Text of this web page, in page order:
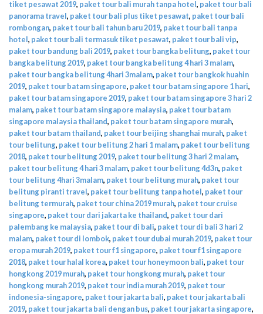
tiket pesawat 2019, paket tour bali murah tanpa hotel, paket tour bali
panorama travel, paket tour bali plus tiket pesawat, paket tour bali
rombongan, paket tour bali tahun baru 2019, paket tour bali tanpa
hotel, paket tour bali termasuk tiket pesawat, paket tour bali vip,
paket tour bandung bali 2019, paket tour bangka belitung, paket tour
bangka belitung 2019, paket tour bangka belitung 4 hari 3 malam,
paket tour bangka belitung 4hari 3malam, paket tour bangkok huahin
2019, paket tour batam singapore, paket tour batam singapore 1 hari,
paket tour batam singapore 2019, paket tour batam singapore 3 hari 2
malam, paket tour batam singapore malaysia, paket tour batam
singapore malaysia thailand, paket tour batam singapore murah,
paket tour batam thailand, paket tour beijing shanghai murah, paket
tour belitung, paket tour belitung 2 hari 1 malam, paket tour belitung
2018, paket tour belitung 2019, paket tour belitung 3 hari 2 malam,
paket tour belitung 4 hari 3 malam, paket tour belitung 4d3n, paket
tour belitung 4hari 3malam, paket tour belitung murah, paket tour
belitung piranti travel, paket tour belitung tanpa hotel, paket tour
belitung termurah, paket tour china 2019 murah, paket tour cruise
singapore, paket tour dari jakarta ke thailand, paket tour dari
palembang ke malaysia, paket tour di bali, paket tour di bali 3 hari 2
malam, paket tour di lombok, paket tour dubai murah 2019, paket tour
eropa murah 2019, paket tour f1 singapore, paket tour f1 singapore
2018, paket tour halal korea, paket tour honeymoon bali, paket tour
hongkong 2019 murah, paket tour hongkong murah, paket tour
hongkong murah 2019, paket tour india murah 2019, paket tour
indonesia-singapore, paket tour jakarta bali, paket tour jakarta bali
2019, paket tour jakarta bali dengan bus, paket tour jakarta singapore,